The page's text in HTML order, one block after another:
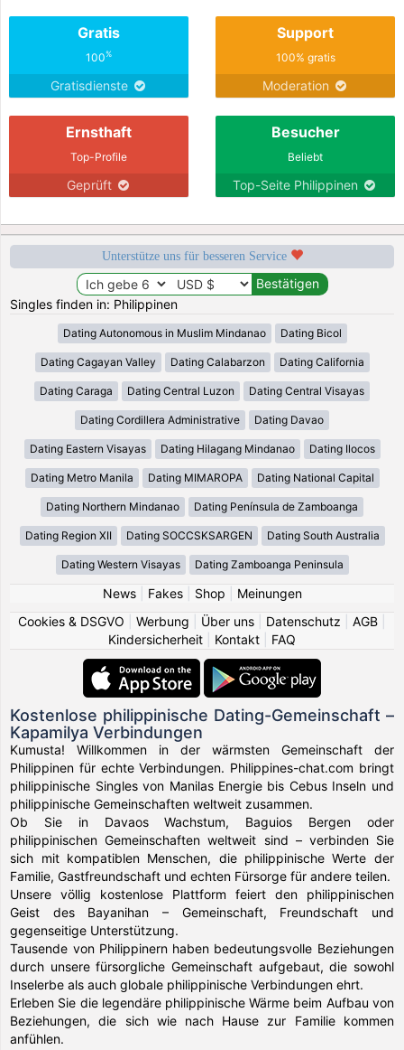
Gratis
100%
Gratisdienste
Support
100% gratis
Moderation
Ernsthaft
Top-Profile
Geprüft
Besucher
Beliebt
Top-Seite Philippinen
Unterstütze uns für besseren Service
Singles finden in: Philippinen
Dating Autonomous in Muslim Mindanao Dating Bicol
Dating Cagayan Valley Dating Calabarzon Dating California
Dating Caraga Dating Central Luzon Dating Central Visayas
Dating Cordillera Administrative Dating Davao
Dating Eastern Visayas Dating Hilagang Mindanao Dating Ilocos
Dating Metro Manila Dating MIMAROPA Dating National Capital
Dating Northern Mindanao Dating Península de Zamboanga
Dating Region XII Dating SOCCSKSARGEN Dating South Australia
Dating Western Visayas Dating Zamboanga Peninsula
News| Fakes| Shop
Meinungen
Cookies & DSGVO
Werbung Über uns Datenschutz AGB
Kindersicherheit
Kontakt FAQ
Kostenlose philippinische Dating-Gemeinschaft –
Kapamilya Verbindungen
Kumusta! Willkommen in der wärmsten Gemeinschaft der
Philippinen für echte Verbindungen. Philippines-chat.com bringt
philippinische Singles von Manilas Energie bis Cebus Inseln und
philippinische Gemeinschaften weltweit zusammen.
Ob Sie in Davaos Wachstum, Baguios Bergen oder
philippinischen Gemeinschaften weltweit sind – verbinden Sie
sich mit kompatiblen Menschen, die philippinische Werte der
Familie, Gastfreundschaft und echten Fürsorge für andere teilen.
Unsere völlig kostenlose Plattform feiert den philippinischen
Geist des Bayanihan – Gemeinschaft, Freundschaft und
gegenseitige Unterstützung.
Tausende von Philippinern haben bedeutungsvolle Beziehungen
durch unsere fürsorgliche Gemeinschaft aufgebaut, die sowohl
Inselerbe als auch globale philippinische Verbindungen ehrt.
Erleben Sie die legendäre philippinische Wärme beim Aufbau von
Beziehungen, die sich wie nach Hause zur Familie kommen
anfühlen.